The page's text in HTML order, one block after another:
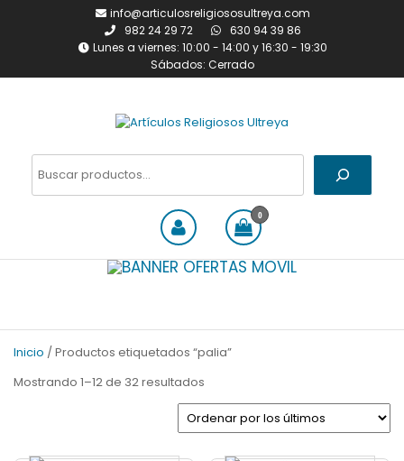
info@articulosreligiososultreya.com
982 24 29 72
630 94 39 86
Lunes a viernes: 10:00 - 14:00 y 16:30 - 19:30
Sábados: Cerrado
Artículos Religiosos Ultreya
venta de todo tipo de
Buscar
0
Inicio / Productos etiquetados “palia”
Mostrando 1–12 de 32 resultados
por
los
últimos